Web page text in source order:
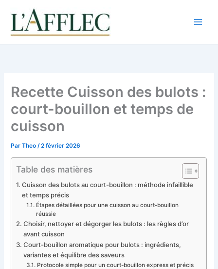
contenu
Recette Cuisson des bulots :
court-bouillon et temps de
cuisson
ParTheo/2 février 2026
Table des matières
Cuisson des bulots au court-bouillon : méthode infaillible
et temps précis
Étapes détaillées pour une cuisson au court-bouillon
réussie
Choisir, nettoyer et dégorger les bulots : les règles d’or
avant cuisson
Court-bouillon aromatique pour bulots : ingrédients,
variantes et équilibre des saveurs
Protocole simple pour un court-bouillon express et précis